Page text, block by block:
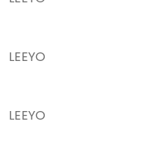
LEEYO
LEEYO